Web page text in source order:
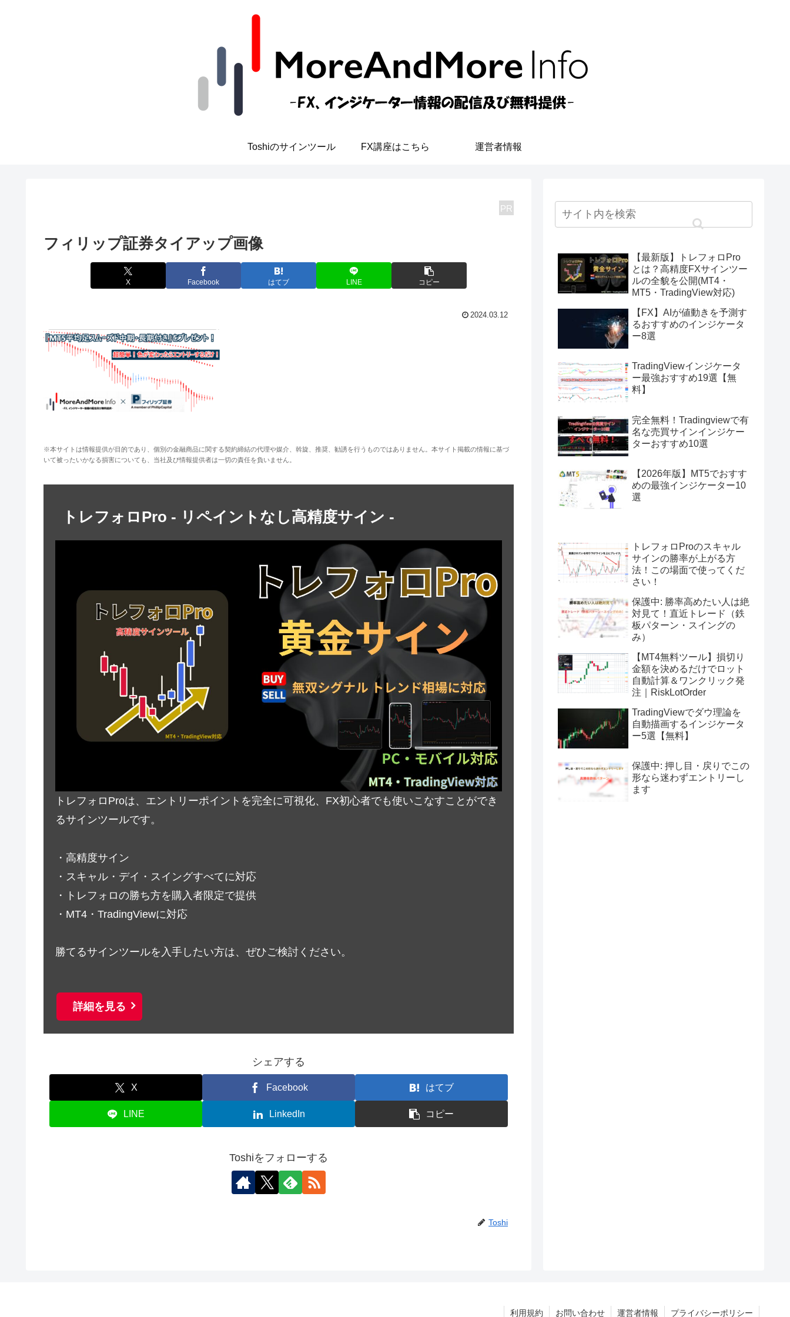
Toshiのサインツール FX講座はこちら 運営者情報
PR
フィリップ証券タイアップ画像
X Facebook はてブ LINE コピー
2024.03.12
※本サイトは情報提供が目的であり、個別の金融商品に関する契約締結の代理や媒介、斡旋、推奨、勧誘を行うものではありません。本サイト掲載の情報に基づ
いて被ったいかなる損害についても、当社及び情報提供者は一切の責任を負いません。
トレフォロPro - リペイントなし高精度サイン -
トレフォロProは、エントリーポイントを完全に可視化、FX初心者でも使いこなすことができ
るサインツールです。
・高精度サイン
・スキャル・デイ・スイングすべてに対応
・トレフォロの勝ち方を購入者限定で提供
・MT4・TradingViewに対応
勝てるサインツールを入手したい方は、ぜひご検討ください。
詳細を見る
シェアする
X Facebook はてブ
LINE LinkedIn コピー
Toshiをフォローする
Toshi
【最新版】トレフォロPro
とは？高精度FXサインツー
ルの全貌を公開(MT4・
MT5・TradingView対応)
【FX】AIが値動きを予測す
るおすすめのインジケータ
ー8選
TradingViewインジケータ
ー最強おすすめ19選【無
料】
完全無料！Tradingviewで有
名な売買サインインジケー
ターおすすめ10選
【2026年版】MT5でおすす
めの最強インジケーター10
選
トレフォロProのスキャル
サインの勝率が上がる方
法！この場面で使ってくだ
さい！
保護中: 勝率高めたい人は絶
対見て！直近トレード（鉄
板パターン・スイングの
み）
【MT4無料ツール】損切り
金額を決めるだけでロット
自動計算＆ワンクリック発
注｜RiskLotOrder
TradingViewでダウ理論を
自動描画するインジケータ
ー5選【無料】
保護中: 押し目・戻りでこの
形なら迷わずエントリーし
ます
利用規約 お問い合わせ 運営者情報 プライバシーポリシー